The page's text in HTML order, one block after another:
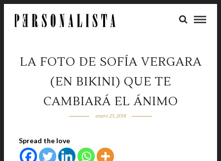
LA FOTO DE SOFÍA VERGARA
(EN BIKINI) QUE TE
CAMBIARÁ EL ÁNIMO
enero 23, 2018
Spread the love